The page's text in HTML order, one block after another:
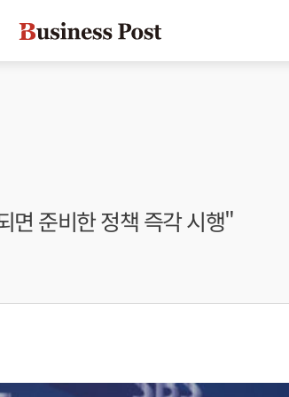
면 준비한 정책 즉각 시행"